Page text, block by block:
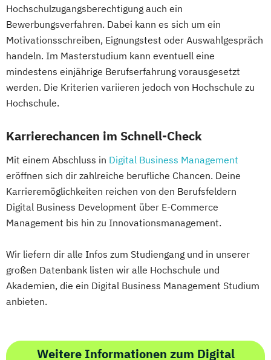
Hochschulzugangsberechtigung auch ein
Bewerbungsverfahren. Dabei kann es sich um ein
Motivationsschreiben, Eignungstest oder Auswahlgespräch
handeln. Im Masterstudium kann eventuell eine
mindestens einjährige Berufserfahrung vorausgesetzt
werden. Die Kriterien variieren jedoch von Hochschule zu
Hochschule.
Karrierechancen im Schnell-Check
Mit einem Abschluss in Digital Business Management
eröffnen sich dir zahlreiche berufliche Chancen. Deine
Karrieremöglichkeiten reichen von den Berufsfeldern
Digital Business Development über E-Commerce
Management bis hin zu Innovationsmanagement.
Wir liefern dir alle Infos zum Studiengang und in unserer
großen Datenbank listen wir alle Hochschule und
Akademien, die ein Digital Business Management Studium
anbieten.
Weitere Informationen zum Digital